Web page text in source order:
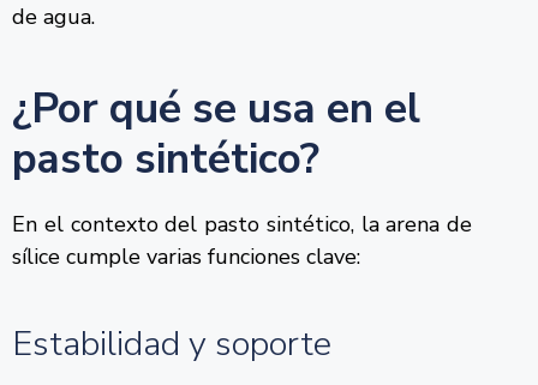
de agua.
¿Por qué se usa en el
pasto sintético?
En el contexto del pasto sintético, la arena de
sílice cumple varias funciones clave:
Estabilidad y soporte